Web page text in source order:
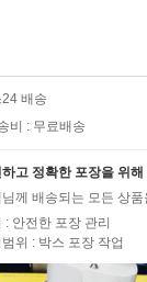
배송
비 : 무료배송
하고 정확한 포장을 위
님께 배송되는 모든 상
: 안전한 포장 관리
위 : 박스 포장 작업